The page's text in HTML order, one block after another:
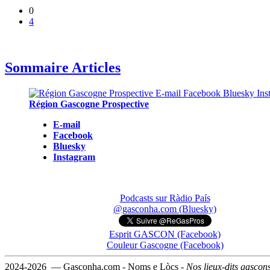
0
4
Sommaire Articles
Région Gascogne Prospective
E-mail
Facebook
Bluesky
Instagram
Podcasts sur Ràdio País
@gasconha.com (Bluesky)
Esprit GASCON (Facebook)
Couleur Gascogne (Facebook)
2024-2026 — Gasconha.com - Noms e Lòcs - Nos lieux-dits